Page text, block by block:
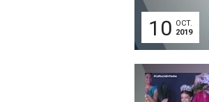
10 OCT.
2019